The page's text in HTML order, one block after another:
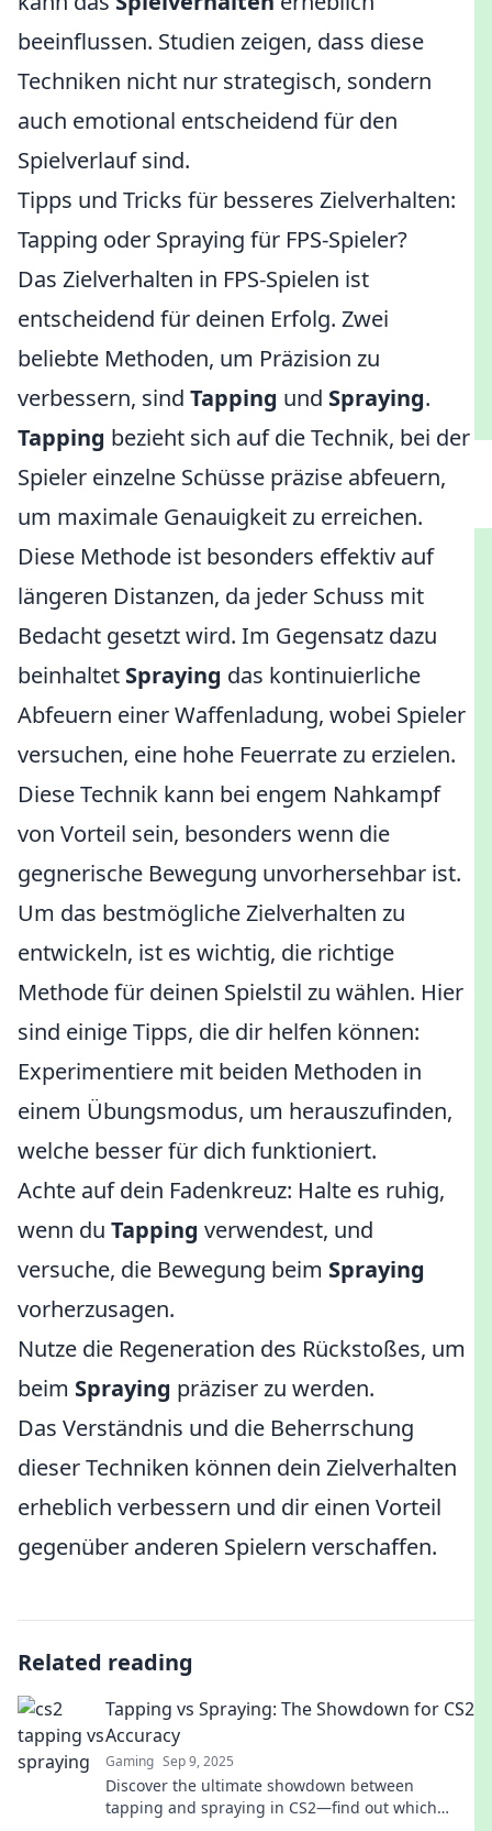
beeinflussen. Studien zeigen, dass diese
Techniken nicht nur strategisch, sondern
auch emotional entscheidend für den
Spielverlauf sind.
Tipps und Tricks für besseres Zielverhalten:
Tapping oder Spraying für FPS-Spieler?
Das Zielverhalten in FPS-Spielen ist
entscheidend für deinen Erfolg. Zwei
beliebte Methoden, um Präzision zu
verbessern, sind Tapping und Spraying.
Tapping bezieht sich auf die Technik, bei der
Spieler einzelne Schüsse präzise abfeuern,
um maximale Genauigkeit zu erreichen.
Diese Methode ist besonders effektiv auf
längeren Distanzen, da jeder Schuss mit
Bedacht gesetzt wird. Im Gegensatz dazu
beinhaltet Spraying das kontinuierliche
Abfeuern einer Waffenladung, wobei Spieler
versuchen, eine hohe Feuerrate zu erzielen.
Diese Technik kann bei engem Nahkampf
von Vorteil sein, besonders wenn die
gegnerische Bewegung unvorhersehbar ist.
Um das bestmögliche Zielverhalten zu
entwickeln, ist es wichtig, die richtige
Methode für deinen Spielstil zu wählen. Hier
sind einige Tipps, die dir helfen können:
Experimentiere mit beiden Methoden in
einem Übungsmodus, um herauszufinden,
welche besser für dich funktioniert.
Achte auf dein Fadenkreuz: Halte es ruhig,
wenn du Tapping verwendest, und
versuche, die Bewegung beim Spraying
vorherzusagen.
Nutze die Regeneration des Rückstoßes, um
beim Spraying präziser zu werden.
Das Verständnis und die Beherrschung
dieser Techniken können dein Zielverhalten
erheblich verbessern und dir einen Vorteil
gegenüber anderen Spielern verschaffen.
Related reading
Tapping vs Spraying: The Showdown for CS2
Accuracy
Gaming Sep 9, 2025
Discover the ultimate showdown between
tapping and spraying in CS2—find out which